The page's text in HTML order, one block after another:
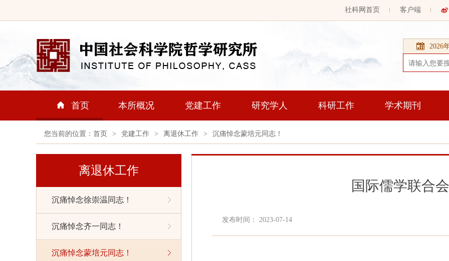
社科网首页 客户端
2026
首页 本所概况 党建工作 研究学人 科研工作 学术期刊
您当前的位置： 首页 > 党建工作 > 离退休工作 > 沉痛悼念蒙培元同志！
离退休工作
沉痛悼念徐崇温同志！
沉痛悼念齐一同志！
沉痛悼念蒙培元同志！
国际儒学联合
发布时间： 2023-07-14